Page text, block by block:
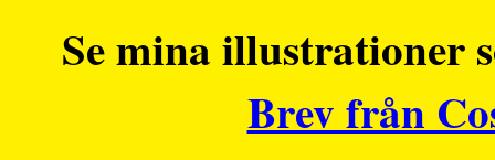
Se mina illustrationer
Brev från